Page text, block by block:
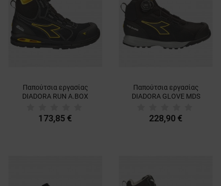
Παπούτσια εργασίας
DIADORA RUN A.BOX
SC ESD BLACK
173,85 €
Παπούτσια εργασίας
DIADORA GLOVE MDS
SC ESD BLACK
228,90 €